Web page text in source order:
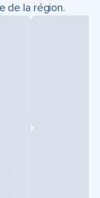
de la région.